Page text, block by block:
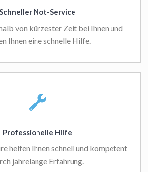
Schneller Not-Service
von kürzester Zeit bei Ihnen und
Ihnen eine schnelle Hilfe.
Professionelle Hilfe
helfen Ihnen schnell und kompetent
jahrelange Erfahrung.